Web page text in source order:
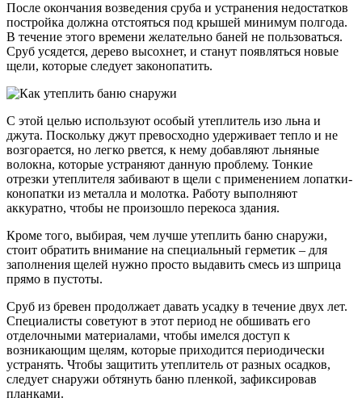
После окончания возведения сруба и устранения недостатков
постройка должна отстояться под крышей минимум полгода.
В течение этого времени желательно баней не пользоваться.
Сруб усядется, дерево высохнет, и станут появляться новые
щели, которые следует законопатить.
С этой целью используют особый утеплитель изо льна и
джута. Поскольку джут превосходно удерживает тепло и не
возгорается, но легко рвется, к нему добавляют льняные
волокна, которые устраняют данную проблему. Тонкие
отрезки утеплителя забивают в щели с применением лопатки-
конопатки из металла и молотка. Работу выполняют
аккуратно, чтобы не произошло перекоса здания.
Кроме того, выбирая, чем лучше утеплить баню снаружи,
стоит обратить внимание на специальный герметик – для
заполнения щелей нужно просто выдавить смесь из шприца
прямо в пустоты.
Сруб из бревен продолжает давать усадку в течение двух лет.
Специалисты советуют в этот период не обшивать его
отделочными материалами, чтобы имелся доступ к
возникающим щелям, которые приходится периодически
устранять. Чтобы защитить утеплитель от разных осадков,
следует снаружи обтянуть баню пленкой, зафиксировав
планками.